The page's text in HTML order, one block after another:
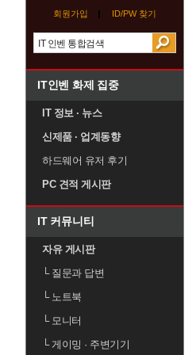
회원가입 ID/PW 찾기
IT인벤 화제 집중
IT 정보 · 뉴스
신제품 · 업계동향
하드웨어 유저 후기
PC 견적 게시판
IT 커뮤니티
자유 게시판
└질문과 답변
└노트북
└모니터
└게이밍 · 주변기기